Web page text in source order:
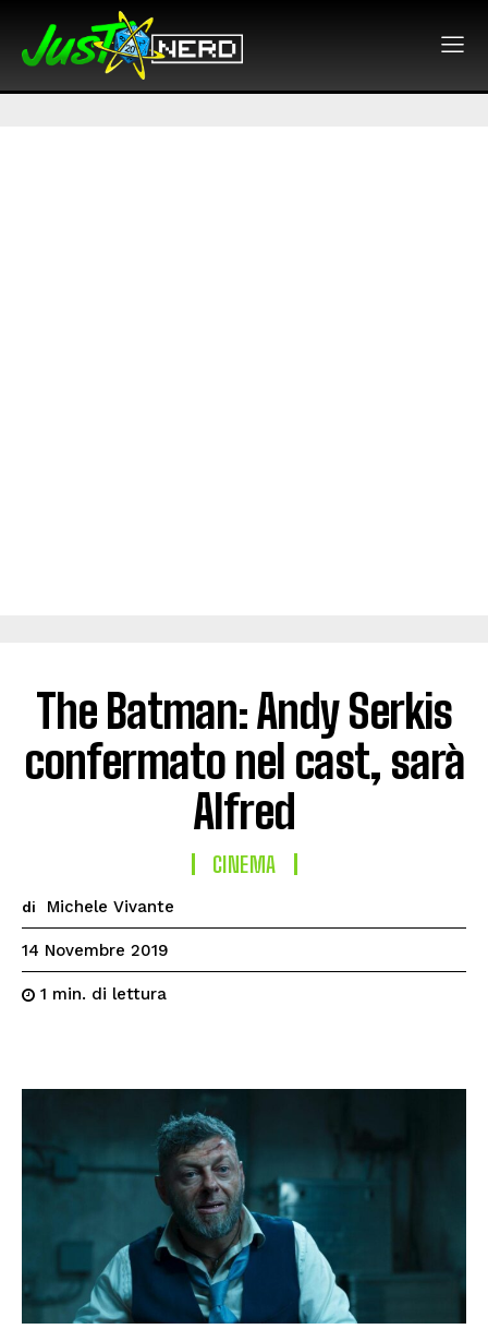
The Batman: Andy Serkis
confermato nel cast, sarà
Alfred
CINEMA
di Michele Vivante
14 Novembre 2019
1 min. di lettura